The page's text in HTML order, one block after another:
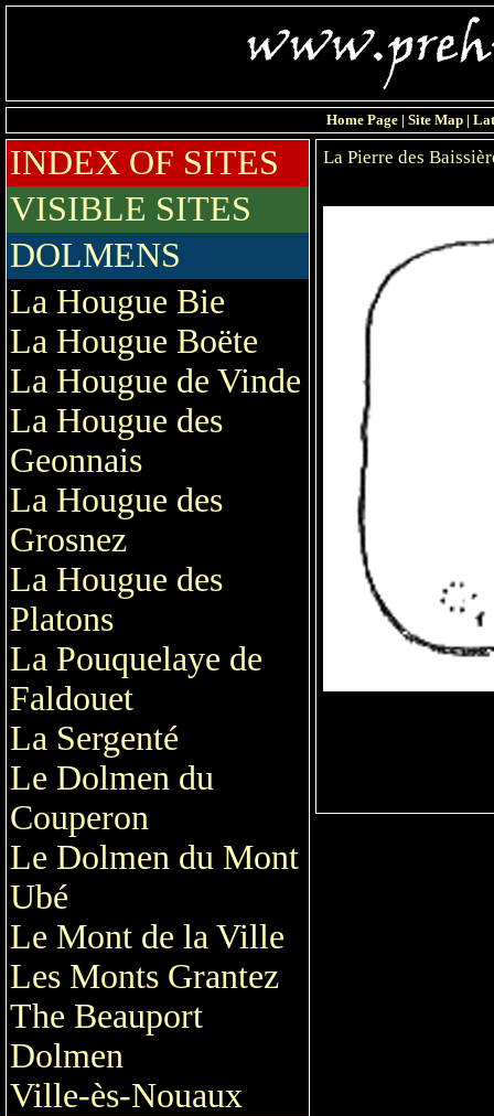
Home Page | Site Map |
INDEX OF SITES
VISIBLE SITES
DOLMENS
La Hougue Bie
La Hougue Boëte
La Hougue de Vinde
La Hougue des
Geonnais
La Hougue des
Grosnez
La Hougue des
Platons
La Pouquelaye de
Faldouet
La Sergenté
Le Dolmen du
Couperon
Le Dolmen du Mont
Ubé
Le Mont de la Ville
Les Monts Grantez
The Beauport
Dolmen
Ville-ès-Nouaux
La Pierre des